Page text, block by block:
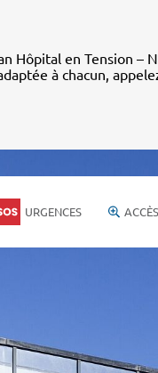
Hôpital en Tension –
à chacun,
URGENCES